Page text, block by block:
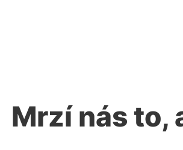
Mrzí nás to,